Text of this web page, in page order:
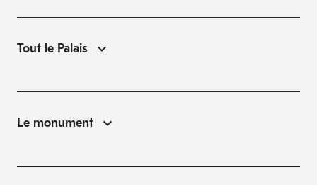
Tout le Palais
Le monument